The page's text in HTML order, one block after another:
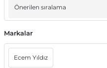
Markalar
Ecem Yıldız